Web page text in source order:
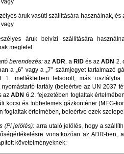
áruk vasúti szállítására használnak,
áruk belvízi szállítására
megfelel.
berendezés:azADR , a RIDés azADN 2.
a „6” vagy a „7” számjegyet tartalmazó
1. mellékletben felsorolt, más osztályba
tartály (beleértve az UN 2037
azADN 6.2. fejezetében foglaltak
kocsi és többelemes gázkonténer (MEG-
foglaltak értelmében, beleértve ezek
(Pi jelölés):arra utaló jelölés, hogy a
vonatkozóan az ADR-ben,
követelményeknek;